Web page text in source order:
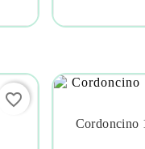
favorite_border
Cordoncino